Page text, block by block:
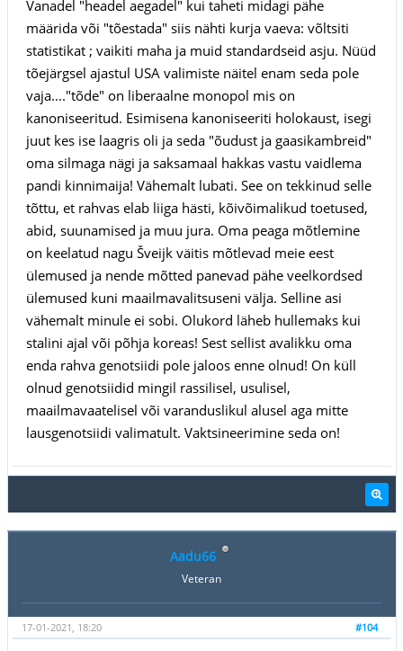
Vanadel "headel aegadel" kui taheti midagi pähe
määrida või "tõestada" siis nähti kurja vaeva: võltsiti
statistikat ; vaikiti maha ja muid standardseid asju. Nüüd
tõejärgsel ajastul USA valimiste näitel enam seda pole
vaja...."tõde" on liberaalne monopol mis on
kanoniseeritud. Esimisena kanoniseeriti holokaust, isegi
juut kes ise laagris oli ja seda "õudust ja gaasikambreid"
oma silmaga nägi ja saksamaal hakkas vastu vaidlema
pandi kinnimaija! Vähemalt lubati. See on tekkinud selle
tõttu, et rahvas elab liiga hästi, kõivõimalikud toetused,
abid, suunamised ja muu jura. Oma peaga mõtlemine
on keelatud nagu Šveijk väitis mõtlevad meie eest
ülemused ja nende mõtted panevad pähe veelkordsed
ülemused kuni maailmavalitsuseni välja. Selline asi
vähemalt minule ei sobi. Olukord läheb hullemaks kui
stalini ajal või põhja koreas! Sest sellist avalikku oma
enda rahva genotsiidi pole jaloos enne olnud! On küll
olnud genotsiidid mingil rassilisel, usulisel,
maailmavaatelisel või varanduslikul alusel aga mitte
lausgenotsiidi valimatult. Vaktsineerimine seda on!
Aadu66
Veteran
#104
17-01-2021, 18:20